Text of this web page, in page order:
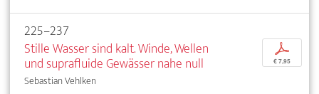
225–237
Stille Wasser sind kalt. Winde, Wellen
und suprafluide Gewässer nahe null
Sebastian Vehlken
p
€ 7,95